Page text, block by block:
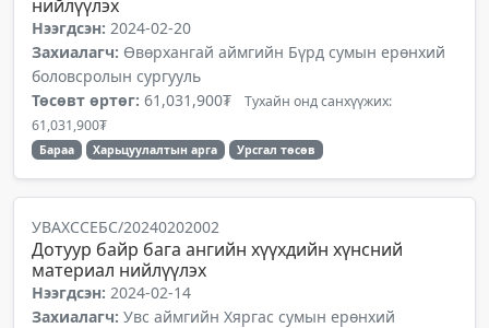
нийлүүлэх
Нээгдсэн: 2024-02-20
Захиалагч: Өвөрхангай аймгийн Бүрд сумын ерөнхий
боловсролын сургууль
Төсөвт өртөг: 61,031,900₮ Тухайн онд санхүүжих:
61,031,900₮
Бараа Харьцуулалтын арга Урсгал төсөв
УВАХССЕБС/20240202002
Дотуур байр бага ангийн хүүхдийн хүнсний
материал нийлүүлэх
Нээгдсэн: 2024-02-14
Захиалагч: Увс аймгийн Хяргас сумын ерөнхий